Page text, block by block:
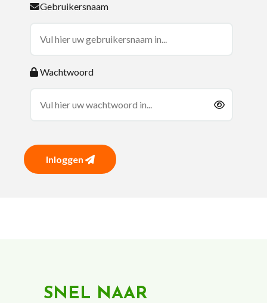
Gebruikersnaam
Wachtwoord
Inloggen
SNEL NAAR